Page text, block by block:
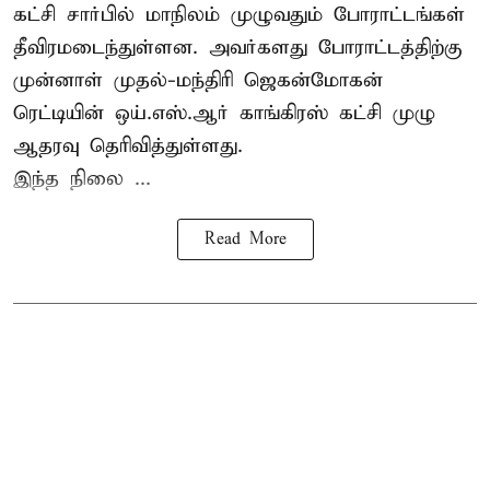
கட்சி சார்பில் மாநிலம் முழுவதும் போராட்டங்கள்
தீவிரமடைந்துள்ளன. அவர்களது போராட்டத்திற்கு
முன்னாள் முதல்-மந்திரி ஜெகன்மோகன்
ரெட்டியின் ஒய்.எஸ்.ஆர் காங்கிரஸ் கட்சி முழு
ஆதரவு தெரிவித்துள்ளது.
இந்த நிலை ...
Read More